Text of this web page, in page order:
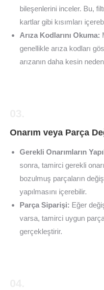
bileşenlerini inceler. Bu,
kartlar gibi kısımları
Arıza Kodlarını Okuma:
genellikle arıza kodları
arızanın daha kesin
Onarım veya Parça
Gerekli Onarımların
sonra, tamirci gerekli
bozulmuş parçaların
yapılmasını içerebilir.
Parça Siparişi: Eğer
varsa, tamirci uygun
gerçekleştirir.